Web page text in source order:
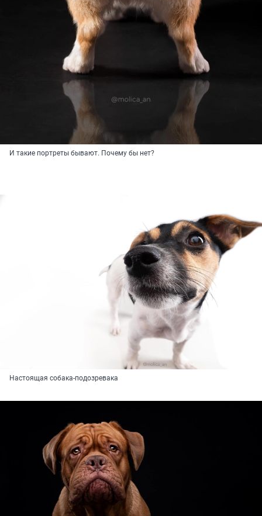
И такие портреты бывают. Почему бы нет?
Настоящая собака-подозревака